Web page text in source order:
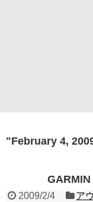
"February 4,
2009/2/4 ア